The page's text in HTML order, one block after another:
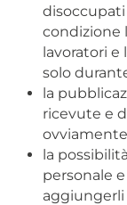
condizione
lavoratori e
solo
la
ricevute e
la
personale
aggiungerli